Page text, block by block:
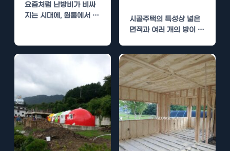
요즘처럼 난방비가 비싸
지는 시대에, 원룸에서 에
제가…
시골주택의 특성상 넓은
면적과 여러 개의 방이 존